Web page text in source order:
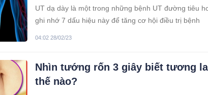
UT dạ dày là một trong những bệnh UT đường tiêu
ghi nhớ 7 dấu hiệu này để tăng cơ hội điều trị bệnh
04:02 28/02/23
Nhìn tướng rốn 3 giây biết tương
thế nào?